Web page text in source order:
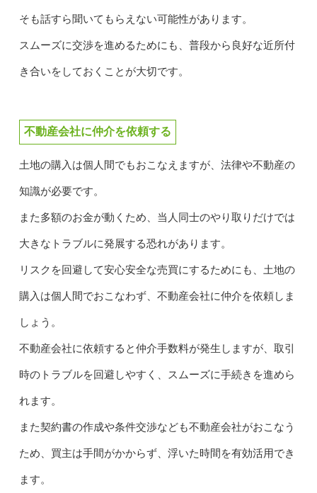
そも話すら聞いてもらえない可能性があります。
スムーズに交渉を進めるためにも、普段から良好な近所付
き合いをしておくことが大切です。
不動産会社に仲介を依頼する
土地の購入は個人間でもおこなえますが、法律や不動産の
知識が必要です。
また多額のお金が動くため、当人同士のやり取りだけでは
大きなトラブルに発展する恐れがあります。
リスクを回避して安心安全な売買にするためにも、土地の
購入は個人間でおこなわず、不動産会社に仲介を依頼しま
しょう。
不動産会社に依頼すると仲介手数料が発生しますが、取引
時のトラブルを回避しやすく、スムーズに手続きを進めら
れます。
また契約書の作成や条件交渉なども不動産会社がおこなう
ため、買主は手間がかからず、浮いた時間を有効活用でき
ます。